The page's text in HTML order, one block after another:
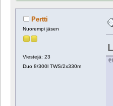
Pertti
Nuorempi jäsen
Viestejä: 23
Duo 8/300l TWS/2x330m